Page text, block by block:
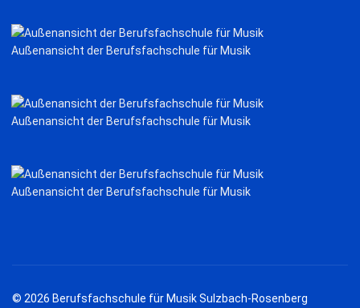
Außenansicht der Berufsfachschule für Musik
Außenansicht der Berufsfachschule für Musik
Außenansicht der Berufsfachschule für Musik
© 2026 Berufsfachschule für Musik Sulzbach-Rosenberg